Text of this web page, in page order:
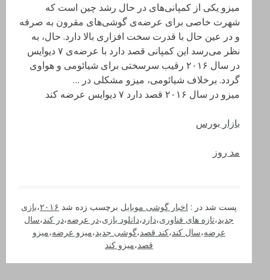
میزو یکی از کمپانی‌های در حال رشد چین است که
شهرت خاصی برای عرضه‌ی گوشی‌های مقرون به صرفه
و در عین حال با قدرت سخت افزاری بالا دارد. حال، به
نظر می‌رسد این کمپانی قصد دارد با عرضه‌ی ۷ دیوایس
در سال ۲۰۱۶ رقیب سرسختی برای شیائومی و هواوی
گردد. برخلاف شیائومی، میزو مشکلی در …
میزو در سال ۲۰۱۶ قصد دارد ۷ دیوایس عرضه کند
بازار بورس
مد روز
پست شد در : اخبار گوشی موبایل برچسب زده شد ۲۰۱۶،بازی
جدید،تازه های فناوری،دارد،دانلود بازی،در عرضه،در کند،سال
عرضه،سال کند،کند قصد،گوشی جدید،میزو عرضه،میزو
قصد،میزو کند